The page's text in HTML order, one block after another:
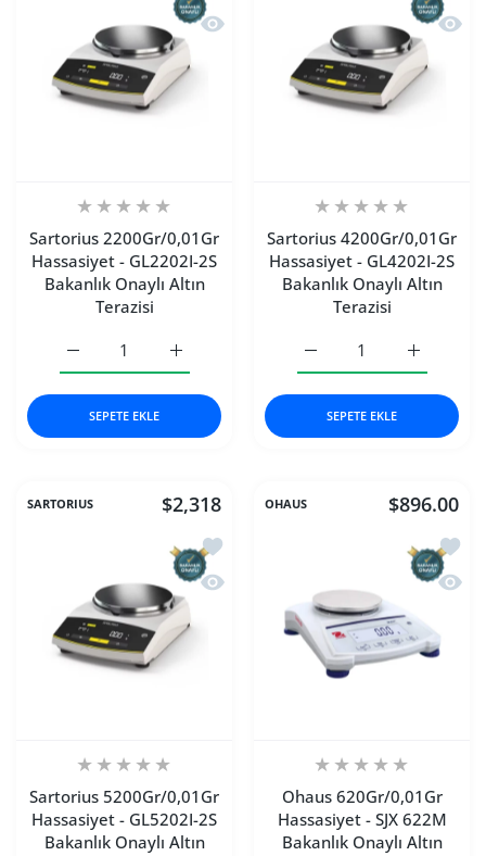
Hızlı Görünüm Sartorius 2200Gr/
Sartorius 2200Gr/0,01Gr
Hassasiyet - GL2202I-2S
Bakanlık Onaylı Altın
Terazisi
Sartorius 2200Gr/0,01Gr Hassasiyet -
Sartorius 2200Gr/0,01Gr Hassasiyet - GL2202I-2S
SEPETE EKLE
Hızlı
Sartorius 4200Gr/0,01Gr
Hassasiyet - GL4202I-2S
Bakanlık Onaylı Altın
Terazisi
Sartorius
Sartorius 4200Gr/
SEPETE EKLE
SARTORIUS $2,318
İstek listesine ekle Sartorius 5200Gr/
Hızlı Görünüm Sartorius 5200Gr/
Sartorius 5200Gr/0,01Gr
Hassasiyet - GL5202I-2S
Bakanlık Onaylı Altın
OHAUS $896.00
İstek
Hızlı
Ohaus 620Gr/0,01Gr
Hassasiyet - SJX 622M
Bakanlık Onaylı Altın